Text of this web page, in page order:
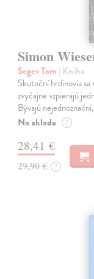
Simon
Segev Tom | Kniha
Skutoční hrdinovia
zvyčajne vzpierajú
Bývajú
Na sklade ?
28,41 €
29,90 € ?